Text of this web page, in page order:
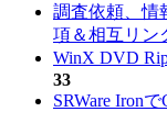
調査依頼、情
項＆相互リン
WinX DVD
33
SRWare Iron